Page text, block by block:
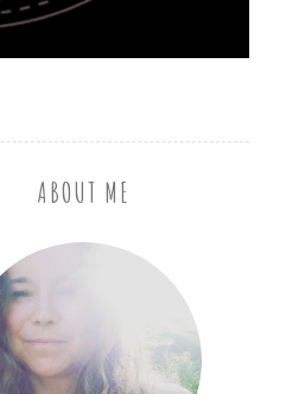
ABOUT ME